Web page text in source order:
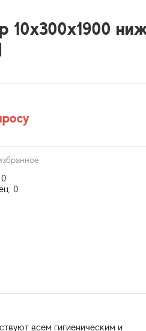
10x300х1900
0
всем гигиеническим и